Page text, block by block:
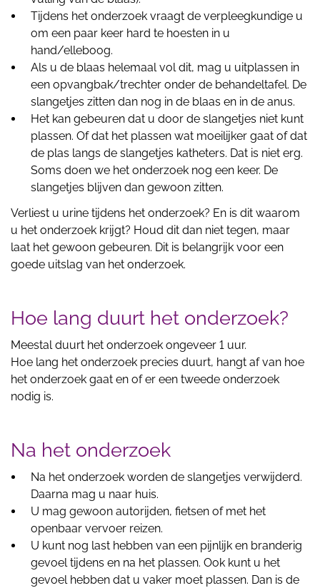
Tijdens het onderzoek vraagt de verpleegkundige u
om een paar keer hard te hoesten in u
hand/elleboog.
Als u de blaas helemaal vol dit, mag u uitplassen in
een opvangbak/trechter onder de behandeltafel. De
slangetjes zitten dan nog in de blaas en in de anus.
Het kan gebeuren dat u door de slangetjes niet kunt
plassen. Of dat het plassen wat moeilijker gaat of dat
de plas langs de slangetjes katheters. Dat is niet erg.
Soms doen we het onderzoek nog een keer. De
slangetjes blijven dan gewoon zitten.
Verliest u urine tijdens het onderzoek? En is dit waarom
u het onderzoek krijgt? Houd dit dan niet tegen, maar
laat het gewoon gebeuren. Dit is belangrijk voor een
goede uitslag van het onderzoek.
Hoe lang duurt het onderzoek?
Meestal duurt het onderzoek ongeveer 1 uur.
Hoe lang het onderzoek precies duurt, hangt af van hoe
het onderzoek gaat en of er een tweede onderzoek
nodig is.
Na het onderzoek
Na het onderzoek worden de slangetjes verwijderd.
Daarna mag u naar huis.
U mag gewoon autorijden, fietsen of met het
openbaar vervoer reizen.
U kunt nog last hebben van een pijnlijk en branderig
gevoel tijdens en na het plassen. Ook kunt u het
gevoel hebben dat u vaker moet plassen. Dan is de